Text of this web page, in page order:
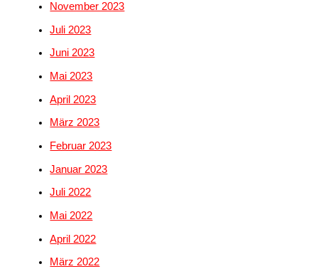
November 2023
Juli 2023
Juni 2023
Mai 2023
April 2023
März 2023
Februar 2023
Januar 2023
Juli 2022
Mai 2022
April 2022
März 2022